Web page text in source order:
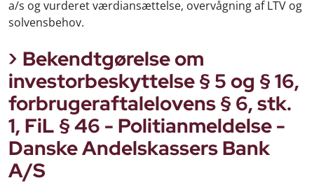
a/s og vurderet værdiansættelse, overvågning af LTV og
solvensbehov.
Bekendtgørelse om
investorbeskyttelse § 5 og § 16,
forbrugeraftalelovens § 6, stk.
1, FiL § 46 - Politianmeldelse -
Danske Andelskassers Bank
A/S